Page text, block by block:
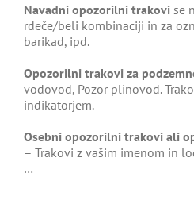
Navadni opozorilni trakovi se
rdeče/beli kombinaciji in za
barikad, ipd.
Opozorilni trakovi za
vodovod, Pozor plinovod.
indikatorjem.
Osebni opozorilni trakovi ali
– Trakovi z vašim imenom in
…